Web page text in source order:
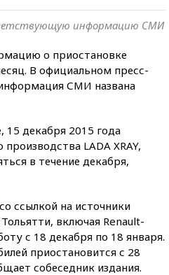
информацию СМИ
о приостановке
В официальном пресс-
СМИ названа
15 декабря 2015 года
LADA XRAY,
в течение декабря,
со ссылкой на источники
включая Renault-
с 18 декабря по 18 января.
приостановится с 28
собеседник издания.